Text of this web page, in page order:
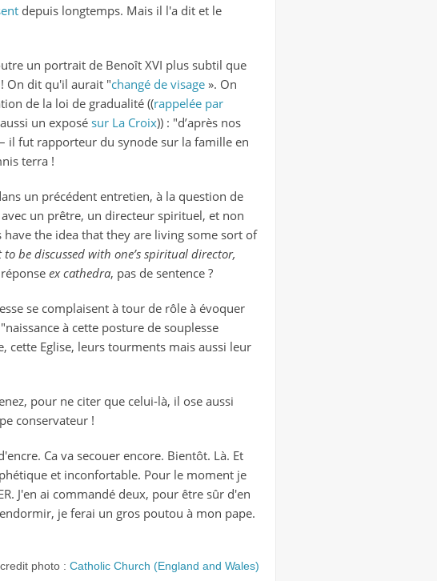
depuis longtemps. Mais il l'a dit et le
un portrait de Benoît XVI plus subtil que
On dit qu'il aurait "changé de visage ». On
de la loi de gradualité ((rappelée par
un exposé sur La Croix)) : "d’après nos
il fut rapporteur du synode sur la famille en
terra !
un précédent entretien, à la question de
un prêtre, un directeur spirituel, et non
have the idea that they are living some sort of
be discussed with one’s spiritual director,
ex cathedra, pas de sentence ?
se complaisent à tour de rôle à évoquer
à cette posture de souplesse
cette Eglise, leurs tourments mais aussi leur
pour ne citer que celui-là, il ose aussi
conservateur !
Ca va secouer encore. Bientôt. Là. Et
et inconfortable. Pour le moment je
J'en ai commandé deux, pour être sûr d'en
je ferai un gros poutou à mon pape.
credit photo : Catholic Church (England and Wales)